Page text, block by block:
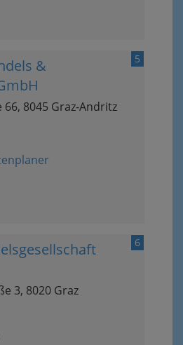
5
&
8045 Graz-Andritz
6
3, 8020 Graz